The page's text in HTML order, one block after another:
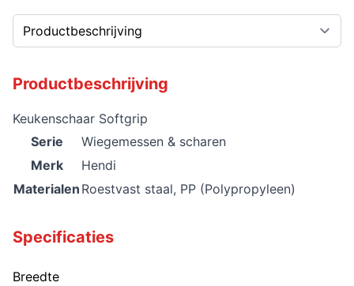
Productbeschrijving
Keukenschaar Softgrip
Serie
Wiegemessen & scharen
Merk
Hendi
Materialen Roestvast staal, PP (Polypropyleen)
Specificaties
Breedte